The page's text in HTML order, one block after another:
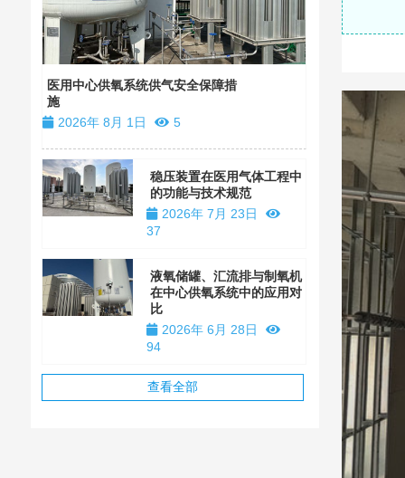
医用中心供氧系统供气安全保障措
施
2026年 8月 1日
5
稳压装置在医用气体工程中
的功能与技术规范
2026年 7月 23日
37
液氧储罐、汇流排与制氧机
在中心供氧系统中的应用对
比
2026年 6月 28日
94
查看全部
2026年 1